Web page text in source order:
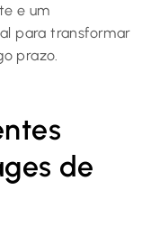
e um
para transformar
prazo.
de